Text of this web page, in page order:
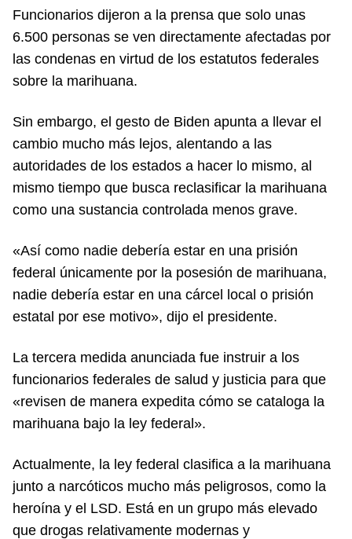
Funcionarios dijeron a la prensa que solo unas
6.500 personas se ven directamente afectadas por
las condenas en virtud de los estatutos federales
sobre la marihuana.
Sin embargo, el gesto de Biden apunta a llevar el
cambio mucho más lejos, alentando a las
autoridades de los estados a hacer lo mismo, al
mismo tiempo que busca reclasificar la marihuana
como una sustancia controlada menos grave.
«Así como nadie debería estar en una prisión
federal únicamente por la posesión de marihuana,
nadie debería estar en una cárcel local o prisión
estatal por ese motivo», dijo el presidente.
La tercera medida anunciada fue instruir a los
funcionarios federales de salud y justicia para que
«revisen de manera expedita cómo se cataloga la
marihuana bajo la ley federal».
Actualmente, la ley federal clasifica a la marihuana
junto a narcóticos mucho más peligrosos, como la
heroína y el LSD. Está en un grupo más elevado
que drogas relativamente modernas y